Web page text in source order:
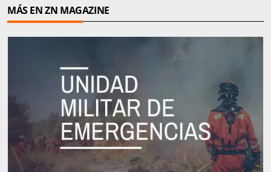
MÁS EN ZN MAGAZINE